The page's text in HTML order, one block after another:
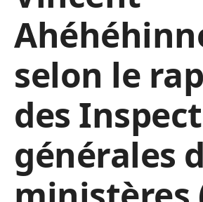
selon le
des
générales